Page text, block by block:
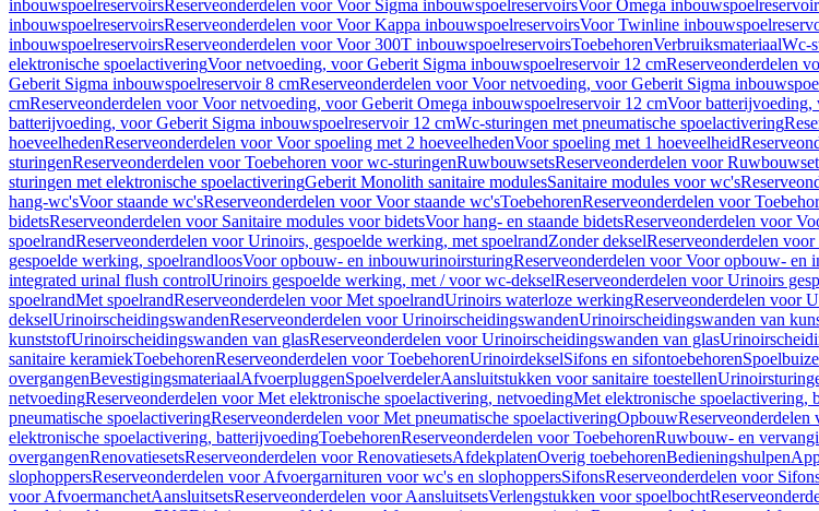
inbouwspoelreservoirsReserveonderdelen voor Voor Sigma inbouwspoelreservoirsVoor Omega
inbouwspoelreservoirsReserveonderdelen voor Voor Kappa inbouwspoelreservoirsVoor Twinline
inbouwspoelreservoirsReserveonderdelen voor Voor 300T inbouwspoelreservoirsToebehorenVerbruiksmateriaalWc-
elektronische spoelactiveringVoor netvoeding, voor Geberit Sigma inbouwspoelreservoir 12 cmReserveonderdelen
Geberit Sigma inbouwspoelreservoir 8 cmReserveonderdelen voor Voor netvoeding, voor Geberit Sigma
cmReserveonderdelen voor Voor netvoeding, voor Geberit Omega inbouwspoelreservoir 12 cmVoor batterijvoeding,
batterijvoeding, voor Geberit Sigma inbouwspoelreservoir 12 cmWc-sturingen met pneumatische spoelactivering
hoeveelhedenReserveonderdelen voor Voor spoeling met 2 hoeveelhedenVoor spoeling met 1 hoeveelheid
sturingenReserveonderdelen voor Toebehoren voor wc-sturingenRuwbouwsetsReserveonderdelen voor
sturingen met elektronische spoelactiveringGeberit Monolith sanitaire modulesSanitaire modules voor wc's
hang-wc'sVoor staande wc'sReserveonderdelen voor Voor staande wc'sToebehorenReserveonderdelen voor
bidetsReserveonderdelen voor Sanitaire modules voor bidetsVoor hang- en staande bidetsReserveonderdelen voor
spoelrandReserveonderdelen voor Urinoirs, gespoelde werking, met spoelrandZonder dekselReserveonderdelen
gespoelde werking, spoelrandloosVoor opbouw- en inbouwurinoirsturingReserveonderdelen voor Voor opbouw- en
integrated urinal flush controlUrinoirs gespoelde werking, met / voor wc-dekselReserveonderdelen voor Urinoirs
spoelrandMet spoelrandReserveonderdelen voor Met spoelrandUrinoirs waterloze werkingReserveonderdelen voor
dekselUrinoirscheidingswandenReserveonderdelen voor UrinoirscheidingswandenUrinoirscheidingswanden van
kunststofUrinoirscheidingswanden van glasReserveonderdelen voor Urinoirscheidingswanden van glas
sanitaire keramiekToebehorenReserveonderdelen voor ToebehorenUrinoirdekselSifons en sifontoebehoren
overgangenBevestigingsmateriaalAfvoerpluggenSpoelverdelerAansluitstukken voor sanitaire toestellen
netvoedingReserveonderdelen voor Met elektronische spoelactivering, netvoedingMet elektronische spoelactivering,
pneumatische spoelactiveringReserveonderdelen voor Met pneumatische spoelactiveringOpbouw
elektronische spoelactivering, batterijvoedingToebehorenReserveonderdelen voor ToebehorenRuwbouw- en
overgangenRenovatiesetsReserveonderdelen voor RenovatiesetsAfdekplatenOverig toebehorenBedieningshulpen
slophoppersReserveonderdelen voor Afvoergarnituren voor wc's en slophoppersSifonsReserveonderdelen voor
voor AfvoermanchetAansluitsetsReserveonderdelen voor AansluitsetsVerlengstukken voor spoelbocht